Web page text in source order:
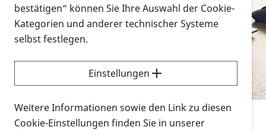
Alle Infomaterialien in verschiedenen
Formaten an einem Ort
Sie möchten wissen, wie Sie nach Infonmaterial
suchen und dieses bestellen bzw. herunterladen
können? Schauen Sie sich dieErklärvideos zum
Thema Infomaterial auf der PRO RETINA-Website
für blinde und sehbehinderte Menschen an.
bestätigen“ können Sie Ihre Auswahl der Cookie-
Kategorien und anderer technischer Systeme
selbst festlegen.
Einstellungen
Weitere Informationen sowie den Link zu diesen
Cookie-Einstellungen finden Sie in unserer